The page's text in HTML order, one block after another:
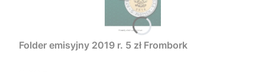
Folder emisyjny 2019 r. 5 zł Frombork